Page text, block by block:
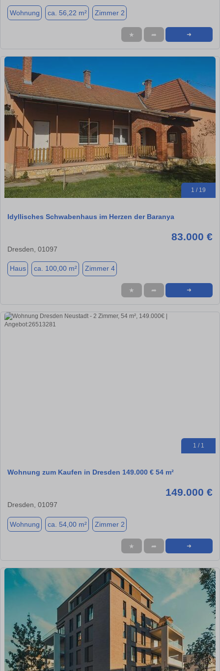
Wohnung ca. 56,22 m² Zimmer 2
★ ➦ ➜
1 / 19
Idyllisches Schwabenhaus im Herzen der Baranya
83.000 €
Dresden, 01097
Haus ca. 100,00 m² Zimmer 4
★ ➦ ➜
1 / 1
Wohnung zum Kaufen in Dresden 149.000 € 54 m²
149.000 €
Dresden, 01097
Wohnung ca. 54,00 m² Zimmer 2
★ ➦ ➜